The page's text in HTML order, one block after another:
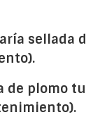
sellada
de plomo